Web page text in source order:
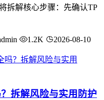
拆解核心步骤：先确认TP
1.2K 2026-08-10
拆解风险与实用防护